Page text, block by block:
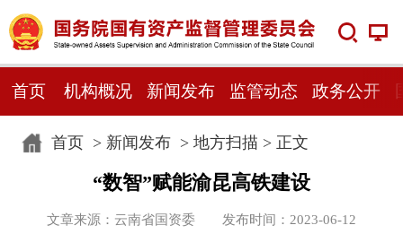
首页 机构概况 新闻发布 监管动态 政务公开
首页> 新闻发布> 地方扫描 > 正文
“数智”赋能渝昆高铁建设
文章来源：云南省国资委 发布时间：2023-06-12